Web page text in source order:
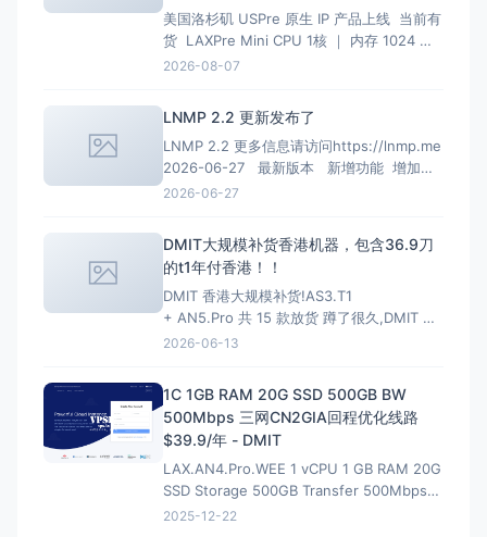
美国洛杉矶 USPre 原生 IP 产品上线 当前有
货 LAXPre Mini CPU 1核 ｜ 内存 1024 M
硬盘 10 GB ｜ 带宽 500M 1024G/月 ｜ 超
2026-08-07
LNMP 2.2 更新发布了
LNMP 2.2 更多信息请访问https://lnmp.me
2026-06-27 最新版本 新增功能 增加
PHP 8.4、PHP 8.5安装、多PHP安装、升级
2026-06-27
DMIT大规模补货香港机器，包含36.9刀
的t1年付香港！！
DMIT 香港大规模补货!AS3.T1
+ AN5.Pro 共 15 款放货 蹲了很久,DMIT 香
港终于一次放出两条线,手快有手慢无(港区一
流量 · 入门 $6.9/月起
2026-06-13
1C 1GB RAM 20G SSD 500GB BW
500Mbps 三网CN2GIA回程优化线路
$39.9/年 - DMIT
LAX.AN4.Pro.WEE 1 vCPU 1 GB RAM 20G
SSD Storage 500GB Transfer 500Mbps
VirtIO Interface 1 IPv4 &amp; 1 IPv6 /64
2025-12-22